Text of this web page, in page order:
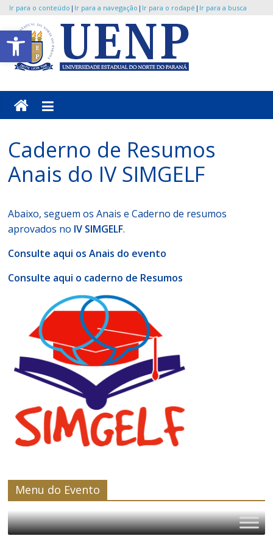
Abrir a barra de ferramentas
Ir para o conteúdo | Ir para a navegação | Ir para o rodapé | Ir para a busca
para
conteúdo
UENP
/
SIMGELF
Portal
de
Eventos
Universidade
Caderno de Resumos
Anais do IV SIMGELF
Abaixo, seguem os Anais e Caderno de resumos
aprovados no IV SIMGELF.
Consulte aqui os Anais do evento
Consulte aqui o caderno de Resumos
Menu do Evento